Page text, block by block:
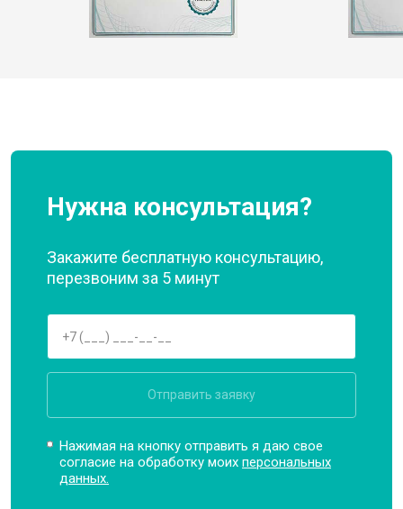
Нужна консультация?
Закажите бесплатную консультацию,
перезвоним за 5 минут
Отправить заявку
Нажимая на кнопку отправить я даю свое
согласие на обработку моихперсональных
данных.